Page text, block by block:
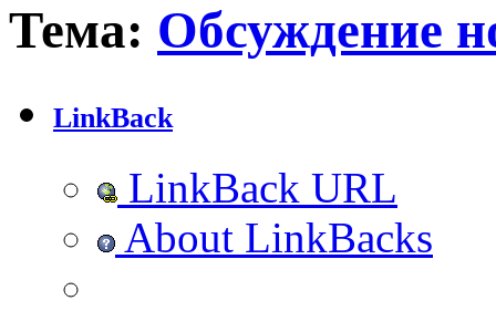
Тема: Обсуждение
LinkBack
LinkBack URL
About LinkBacks